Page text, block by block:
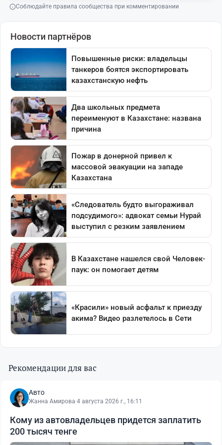
Соблюдайте правила сообщества при комментировании
Рекомендации для вас
Авто
Жанна Амирова·4 августа 2026 г., 16:11
Кому из автовладельцев придется заплатить
200 тысяч тенге